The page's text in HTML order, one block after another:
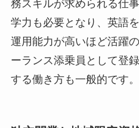
務スキルが求められる仕
学力も必要となり、英語
運用能力が高いほど活躍
ーランス添乗員として登
する働き方も一般的です。